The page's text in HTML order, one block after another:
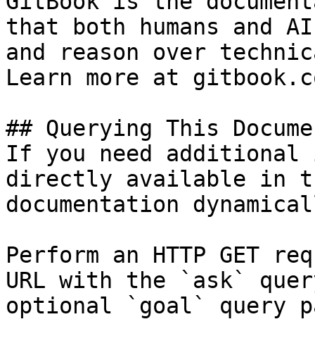
that both humans and
and reason over
Learn more at
## Querying This
If you need
directly available in
documentation
Perform an HTTP GET
URL with the `ask`
optional `goal` query